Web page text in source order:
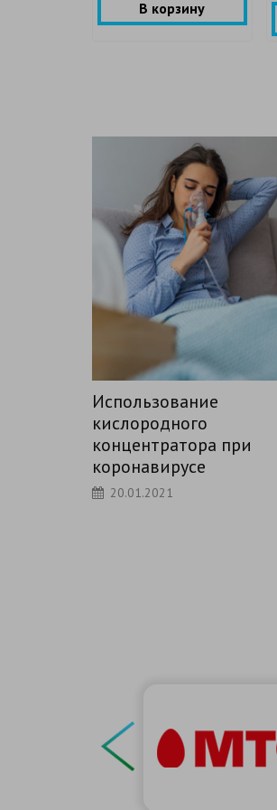
В корзину
Где взять в аренду
кислородный
20.01.2021